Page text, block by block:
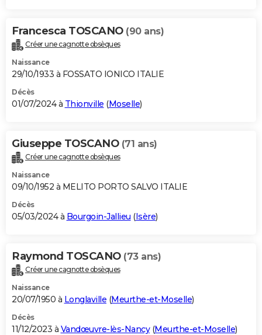
Francesca TOSCANO (90 ans)
Créer une cagnotte obsèques
Naissance
29/10/1933 à FOSSATO IONICO ITALIE
Décès
01/07/2024 à Thionville (Moselle)
Giuseppe TOSCANO (71 ans)
Créer une cagnotte obsèques
Naissance
09/10/1952 à MELITO PORTO SALVO ITALIE
Décès
05/03/2024 à Bourgoin-Jallieu (Isère)
Raymond TOSCANO (73 ans)
Créer une cagnotte obsèques
Naissance
20/07/1950 à Longlaville (Meurthe-et-Moselle)
Décès
11/12/2023 à Vandœuvre-lès-Nancy(Meurthe-et-Moselle)